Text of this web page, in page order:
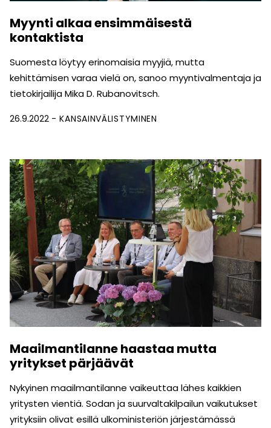
Myynti alkaa ensimmäisestä
kontaktista
Suomesta löytyy erinomaisia myyjiä, mutta
kehittämisen varaa vielä on, sanoo myyntivalmentaja ja
tietokirjailija Mika D. Rubanovitsch.
26.9.2022 KANSAINVÄLISTYMINEN
Maailmantilanne haastaa mutta
yritykset pärjäävät
Nykyinen maailmantilanne vaikeuttaa lähes kaikkien
yritysten vientiä. Sodan ja suurvaltakilpailun vaikutukset
yrityksiin olivat esillä ulkoministeriön järjestämässä